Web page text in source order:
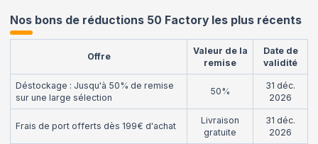
Nos bons de réductions 50 Factory les plus récents
Offre
Valeur de la
remise
Date de
validité
Déstockage : Jusqu'à 50% de remise
sur une large sélection
50%
31 déc.
2026
Frais de port offerts dès 199€ d'achat
Livraison
gratuite
31 déc.
2026